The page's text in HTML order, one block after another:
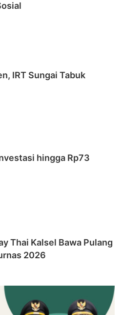
IRT Sungai Tabuk
hingga Rp73
Thai Kalsel Bawa Pulang
2026